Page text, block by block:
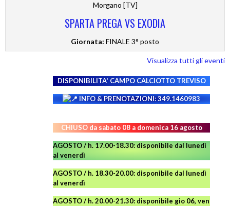
Morgano [TV]
SPARTA PREGA VS EXODIA
Giornata: FINALE 3° posto
Visualizza tutti gli eventi
DISPONIBILITA' CAMPO CALCIOTTO TREVISO
INFO & PRENOTAZIONI: 349.1460983
CHIUSO da sabato 08 a domenica 16 agosto
AGOSTO / h. 17.00-18.30: disponibile dal lunedì
al venerdì
AGOSTO/ h. 18.30-20.00: disponibile dal lunedì
al venerdì
AGOSTO / h. 20.00-21.30: disponibile gio 06, ven